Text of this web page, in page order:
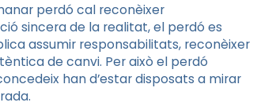
perdó cal reconèixer
sincera de la realitat, el perdó es
assumir responsabilitats, reconèixer
de canvi. Per això el perdó
han d’estar disposats a mirar